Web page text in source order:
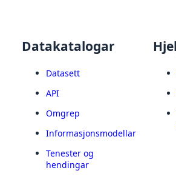
Datakatalogar
Datasett
API
Omgrep
Informasjonsmodellar
Tenester og
hendingar